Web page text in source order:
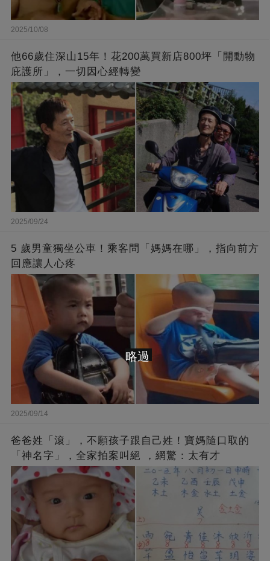
2025/10/08
他66歲住深山15年！花200萬買新店800坪「開動物
庇護所」，一切因心經轉變
2025/09/24
5 歲男童獨坐公車！乘客問「媽媽在哪」，指向前方
回應讓人心疼
2025/09/14
爸爸姓「滾」，不願孩子跟自己姓！寶媽隨口取的
「神名字」，全家拍案叫絕 ，網驚：太有才
略過